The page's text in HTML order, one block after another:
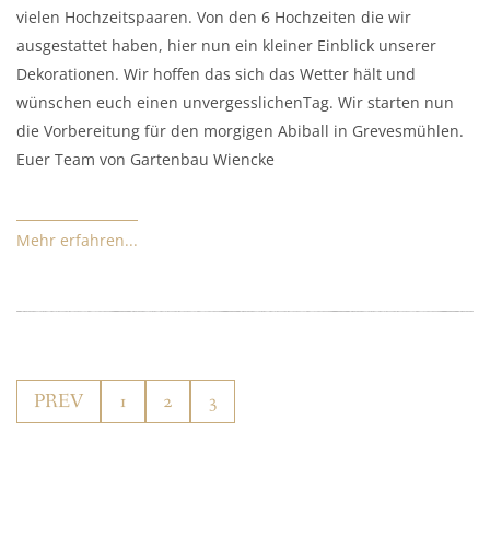
vielen Hochzeitspaaren. Von den 6 Hochzeiten die wir
ausgestattet haben, hier nun ein kleiner Einblick unserer
Dekorationen. Wir hoffen das sich das Wetter hält und
wünschen euch einen unvergesslichenTag. Wir starten nun
die Vorbereitung für den morgigen Abiball in Grevesmühlen.
Euer Team von Gartenbau Wiencke
Mehr erfahren...
PREV 1 2 3